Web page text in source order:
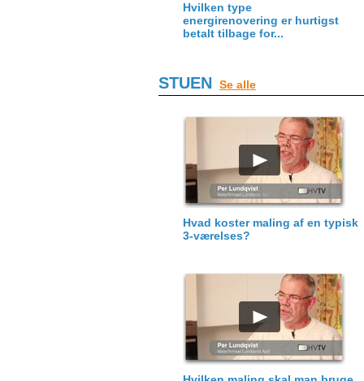
Hvilken type
energirenovering er hurtigst
betalt tilbage for...
STUEN Se alle
Hvad koster maling af en typisk
3-værelses?